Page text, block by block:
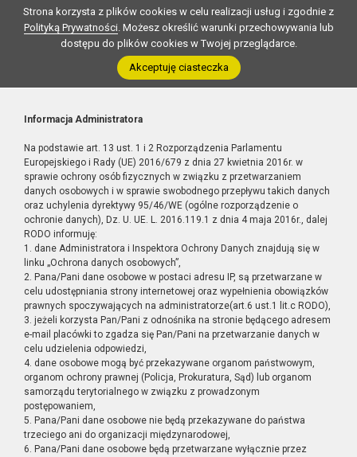
Strona korzysta z plików cookies w celu realizacji usług i zgodnie z
Polityką Prywatności. Możesz określić warunki przechowywania lub
dostępu do plików cookies w Twojej przeglądarce.
Akceptuję ciasteczka
Informacja Administratora
Na podstawie art. 13 ust. 1 i 2 Rozporządzenia Parlamentu
Europejskiego i Rady (UE) 2016/679 z dnia 27 kwietnia 2016r. w
sprawie ochrony osób fizycznych w związku z przetwarzaniem
danych osobowych i w sprawie swobodnego przepływu takich danych
oraz uchylenia dyrektywy 95/46/WE (ogólne rozporządzenie o
ochronie danych), Dz. U. UE. L. 2016.119.1 z dnia 4 maja 2016r., dalej
RODO informuję:
1. dane Administratora i Inspektora Ochrony Danych znajdują się w
linku „Ochrona danych osobowych”,
2. Pana/Pani dane osobowe w postaci adresu IP, są przetwarzane w
celu udostępniania strony internetowej oraz wypełnienia obowiązków
prawnych spoczywających na administratorze(art.6 ust.1 lit.c RODO),
3. jeżeli korzysta Pan/Pani z odnośnika na stronie będącego adresem
e-mail placówki to zgadza się Pan/Pani na przetwarzanie danych w
celu udzielenia odpowiedzi,
4. dane osobowe mogą być przekazywane organom państwowym,
organom ochrony prawnej (Policja, Prokuratura, Sąd) lub organom
samorządu terytorialnego w związku z prowadzonym
postępowaniem,
5. Pana/Pani dane osobowe nie będą przekazywane do państwa
trzeciego ani do organizacji międzynarodowej,
6. Pana/Pani dane osobowe będą przetwarzane wyłącznie przez